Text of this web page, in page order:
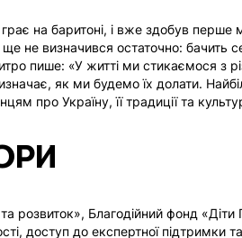
на баритоні, і вже здобув перше
не визначився остаточно: бачить
пише: «У житті ми стикаємося з
як ми будемо їх долати.
про Україну, її традиції та
Благодійний фонд «Діти
доступ до експертної підтримки
ПУБЛІКАЦІЇ
НОВИНИ
ІВЕНТИ
НАШІ ПОЇЗДКИ